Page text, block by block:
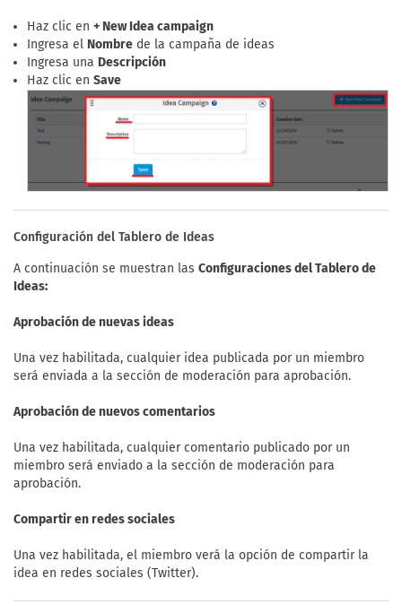
Haz clic en + New Idea campaign
Ingresa el Nombre de la campaña de ideas
Ingresa una Descripción
Haz clic en Save
Configuración del Tablero de Ideas
A continuación se muestran las Configuraciones del Tablero de
Ideas:
Aprobación de nuevas ideas
Una vez habilitada, cualquier idea publicada por un miembro
será enviada a la sección de moderación para aprobación.
Aprobación de nuevos comentarios
Una vez habilitada, cualquier comentario publicado por un
miembro será enviado a la sección de moderación para
aprobación.
Compartir en redes sociales
Una vez habilitada, el miembro verá la opción de compartir la
idea en redes sociales (Twitter).